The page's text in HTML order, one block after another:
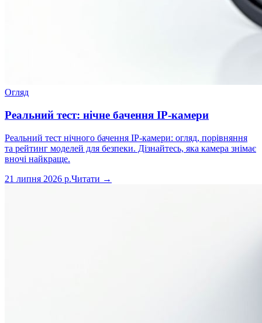
Огляд
Реальний тест: нічне бачення IP-камери
Реальний тест нічного бачення IP-камери: огляд, порівняння
та рейтинг моделей для безпеки. Дізнайтесь, яка камера знімає
вночі найкраще.
21 липня 2026 р.Читати →